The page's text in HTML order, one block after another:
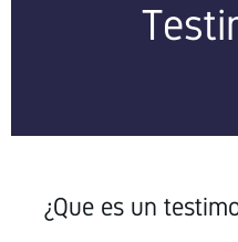
¿Que es un